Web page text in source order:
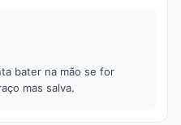
bater na mão se for
mas salva.